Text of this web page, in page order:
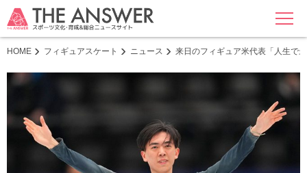
MENU
HOME フィギュアスケート ニュース 来日のフィギュア米代表「人生で